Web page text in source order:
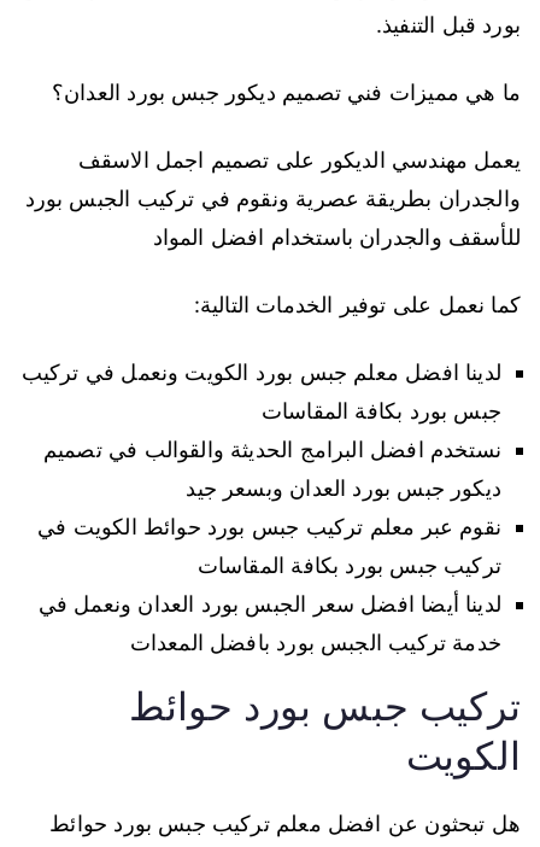
بورد قبل التنفيذ.
ما هي مميزات فني تصميم ديكور جبس بورد العدان؟
يعمل مهندسي الديكور على تصميم اجمل الاسقف
والجدران بطريقة عصرية ونقوم في تركيب الجبس بورد
للأسقف والجدران باستخدام افضل المواد
كما نعمل على توفير الخدمات التالية:
لدينا افضل معلم جبس بورد الكويت ونعمل في تركيب
جبس بورد بكافة المقاسات
نستخدم افضل البرامج الحديثة والقوالب في تصميم
ديكور جبس بورد العدان وبسعر جيد
نقوم عبر معلم تركيب جبس بورد حوائط الكويت في
تركيب جبس بورد بكافة المقاسات
لدينا أيضا افضل سعر الجبس بورد العدان ونعمل في
خدمة تركيب الجبس بورد بافضل المعدات
تركيب جبس بورد حوائط
الكويت
هل تبحثون عن افضل معلم تركيب جبس بورد حوائط